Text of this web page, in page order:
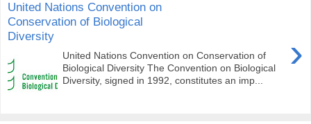
United Nations Convention on
Conservation of Biological
Diversity
›
United Nations Convention on Conservation of
Biological Diversity The Convention on Biological
Diversity, signed in 1992, constitutes an imp...